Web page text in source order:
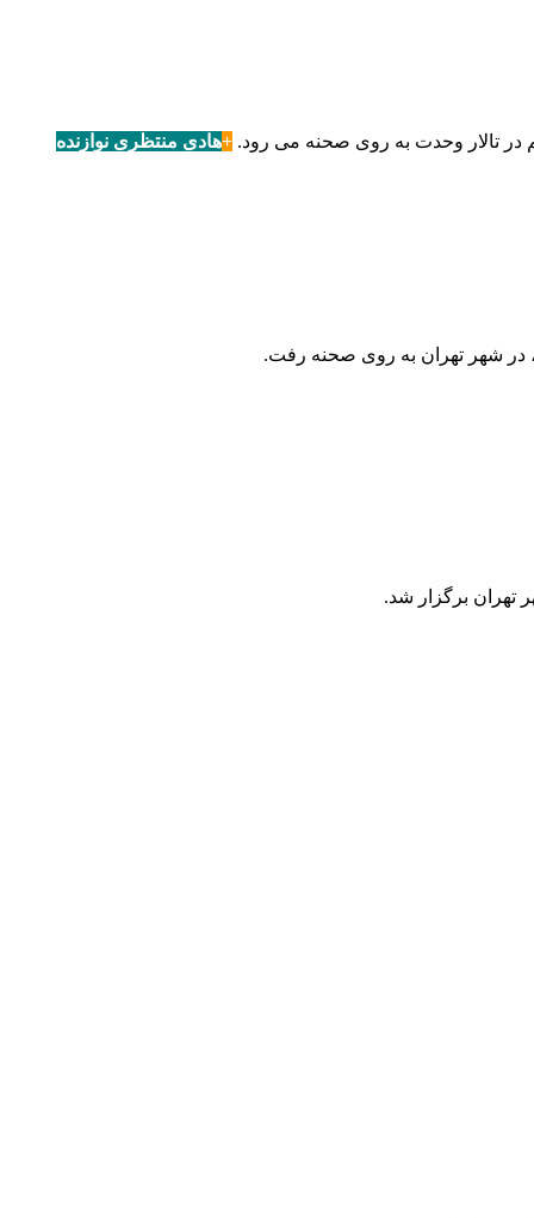
در تالار وحدت به روی صحنه می رود. +هادی منتظری نوازنده
در شهر تهران به روی صحنه رفت.
تهران برگزار شد.